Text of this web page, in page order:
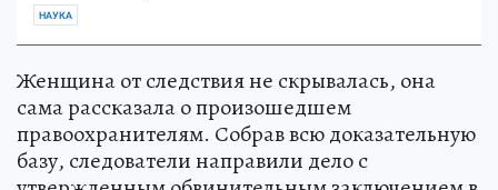
НАУКА
Женщина от следствия не скрывалась, она
сама рассказала о произошедшем
правоохранителям. Собрав всю доказательную
базу, следователи направили дело с